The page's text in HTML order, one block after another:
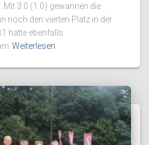
3:0 (1:0) gewannen die
noch den vierten Platz in der
hatte ebenfalls
Weiterlesen